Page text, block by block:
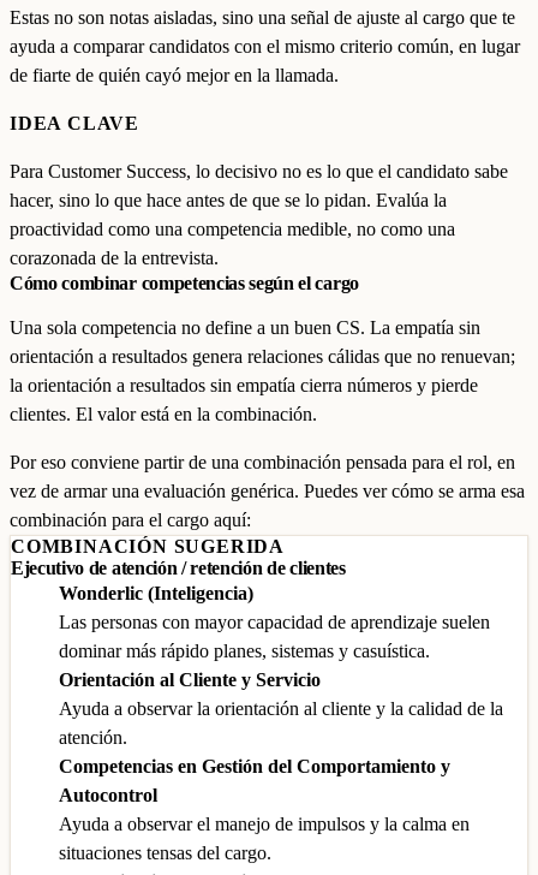
Estas no son notas aisladas, sino una señal de ajuste al cargo que te
ayuda a comparar candidatos con el mismo criterio común, en lugar
de fiarte de quién cayó mejor en la llamada.
IDEA CLAVE
Para Customer Success, lo decisivo no es lo que el candidato sabe
hacer, sino lo que hace antes de que se lo pidan. Evalúa la
proactividad como una competencia medible, no como una
corazonada de la entrevista.
Cómo combinar competencias según el cargo
Una sola competencia no define a un buen CS. La empatía sin
orientación a resultados genera relaciones cálidas que no renuevan;
la orientación a resultados sin empatía cierra números y pierde
clientes. El valor está en la combinación.
Por eso conviene partir de una combinación pensada para el rol, en
vez de armar una evaluación genérica. Puedes ver cómo se arma esa
combinación para el cargo aquí:
COMBINACIÓN SUGERIDA
Ejecutivo de atención / retención de clientes
Wonderlic (Inteligencia)
Las personas con mayor capacidad de aprendizaje suelen
dominar más rápido planes, sistemas y casuística.
Orientación al Cliente y Servicio
Ayuda a observar la orientación al cliente y la calidad de la
atención.
Competencias en Gestión del Comportamiento y
Autocontrol
Ayuda a observar el manejo de impulsos y la calma en
situaciones tensas del cargo.